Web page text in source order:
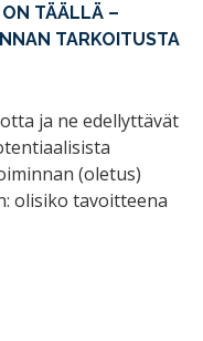
TÄÄLLÄ –
TARKOITUSTA
ja ne edellyttävät
(oletus)
olisiko tavoitteena